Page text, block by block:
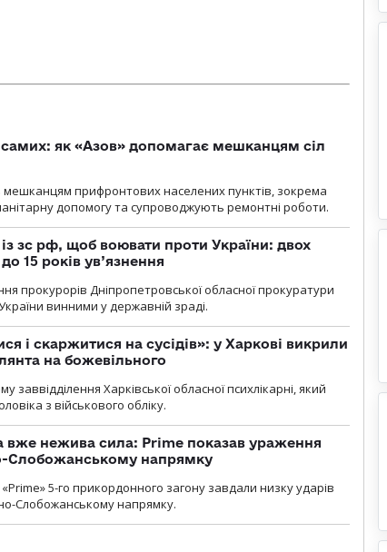
як «Азов» допомагає мешканцям сіл
мешканцям прифронтових населених пунктів, зокрема
допомогу та супроводжують ремонтні роботи.
зс рф, щоб воювати проти України: двох
15 років ув’язнення
прокурорів Дніпропетровської обласної прокуратури
винними у державній зраді.
і скаржитися на сусідів»: у Харкові викрили
на божевільного
Харківської обласної психлікарні, який
з військового обліку.
вже нежива сила: Prime показав ураження
Слобожанському напрямку
5-го прикордонного загону завдали низку ударів
Слобожанському напрямку.